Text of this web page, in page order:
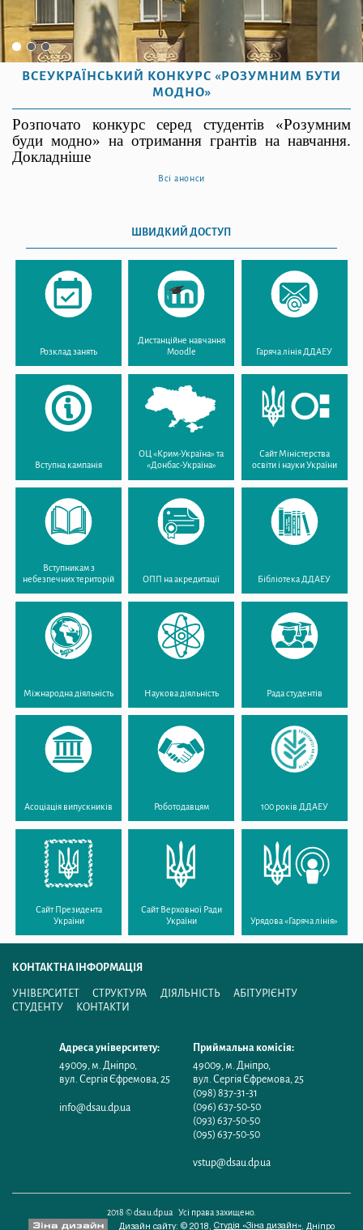
ВСЕУКРАЇНСЬКИЙ КОНКУРС «РОЗУМНИМ БУТИ
МОДНО»
Розпочато конкурс серед студентів «Розумним
буди модно» на отримання грантів на навчання.
Докладніше
Всі анонси
ШВИДКИЙ ДОСТУП
Розклад занять
Дистанційне навчання
Moodle
Гаряча лінія ДДАЕУ
Вступна кампанія
ОЦ «Крим-Україна» та
«Донбас-Україна»
Сайт Міністерства
освіти і науки України
Вступникам з
небезпечних територій
ОПП на акредитації Бібліотека ДДАЕУ
Міжнародна діяльність Наукова діяльність Рада студентів
Асоціація випускників Роботодавцям 100 років ДДАЕУ
Сайт Президента
України
Сайт Верховної Ради
України
Урядова «Гаряча лінія»
КОНТАКТНА ІНФОРМАЦІЯ
УНІВЕРСИТЕТ СТРУКТУРА ДІЯЛЬНІСТЬ
АБІТУРІЄНТУ
СТУДЕНТУ
КОНТАКТИ
Адреса університету:
49009 м. Дніпро,
вул. Сергія Єфремова, 25
info@dsau.dp.ua
Приймальна комісія:
49009 м. Дніпро,
вул. Сергія Єфремова, 25
(098) 837-31-31
(096) 637-50-50
(093) 637-50-50
(095) 637-50-50
vstup@dsau.dp.ua
2018 © dsau.dp.ua Усі права захищено.
Дизайн сайту: © 2018, Студія «Зіна дизайн», Дніпро